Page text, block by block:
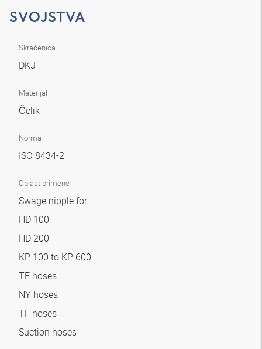
SVOJSTVA
Skraćenica
DKJ
Materijal
Čelik
Norma
ISO 8434-2
Oblast primene
Swage nipple for
HD 100
HD 200
KP 100 to KP 600
TE hoses
NY hoses
TF hoses
Suction hoses